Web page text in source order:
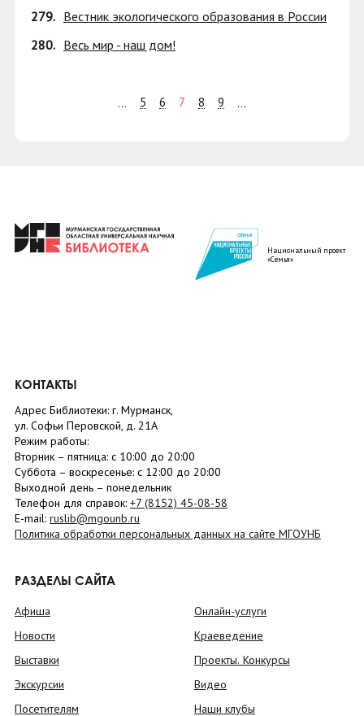
279. Вестник экологического образования в России
280. Весь мир - наш дом!
... 5 6 7 8 9 ...
Национальный проект
«Семья»
КОНТАКТЫ
Адрес Библиотеки: г. Мурманск,
ул. Софьи Перовской, д. 21А
Режим работы:
Вторник – пятница: с 10:00 до 20:00
Суббота – воскресенье: c 12:00 до 20:00
Выходной день – понедельник
Телефон для справок: +7 (8152) 45-08-58
E-mail: ruslib@mgounb.ru
Политика обработки персональных данных на сайте МГОУНБ
РАЗДЕЛЫ САЙТА
Афиша
Новости
Выставки
Экскурсии
Посетителям
Онлайн-услуги
Краеведение
Проекты. Конкурсы
Видео
Наши клубы